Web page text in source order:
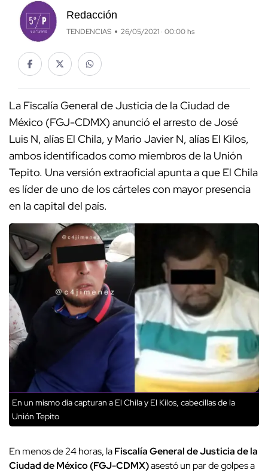
Redacción
TENDENCIAS 26/05/2021 · 00:00 hs
La Fiscalía General de Justicia de la Ciudad de
México (FGJ-CDMX) anunció el arresto de José
Luis N, alías El Chila, y Mario Javier N, alías El Kilos,
ambos identificados como miembros de la Unión
Tepito. Una versión extraoficial apunta a que El Chila
es líder de uno de los cárteles con mayor presencia
en la capital del país.
En un mismo día capturan a El Chila y El Kilos, cabecillas de la
Unión Tepito
En menos de 24 horas, laFiscalía General de Justicia de la
Ciudad de México (FGJ-CDMX)asestó un par de golpes a